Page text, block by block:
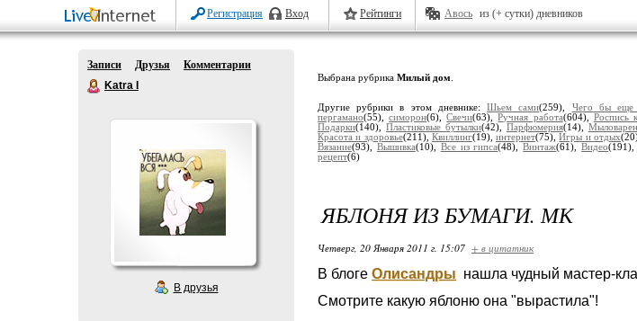
Регистрация Вход Рейтинги Авось из (+ сутки) дневников
Записи Друзья
Комментарии
Katra I
В друзья
Выбрана рубрика Милый дом
Другие рубрики в этом дневнике:Шьем сами(259), Чего бы еще
пергамано(55),симорон(6),Свечи(63),Ручная работа(604), Роспись
Подарки(140), Пластиковые бутылки(42), Парфюмерия(14),
Красота и здоровье(211), Квиллинг(19),интернет(75),Игры и отдых
Вязание(93), Вышивка(10), Все из гипса(48),Винтаж(61),Видео
рецепт(6)
ЯБЛОНЯ ИЗ БУМАГИ. МК
Четверг, 20 Января 2011 г. 15:07 + в цитатник
В блоге Олисандры нашла чудный мастер-
Смотрите какую яблоню она "вырастила"!